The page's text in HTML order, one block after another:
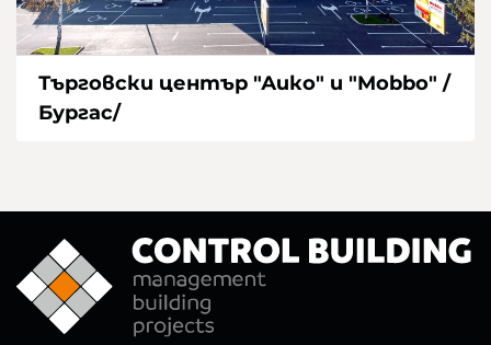
Търговски център "Аико" и "Mobbo" /
Бургас/